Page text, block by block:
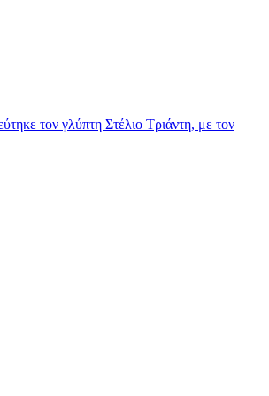
τον γλύπτη Στέλιο Τριάντη, με τον